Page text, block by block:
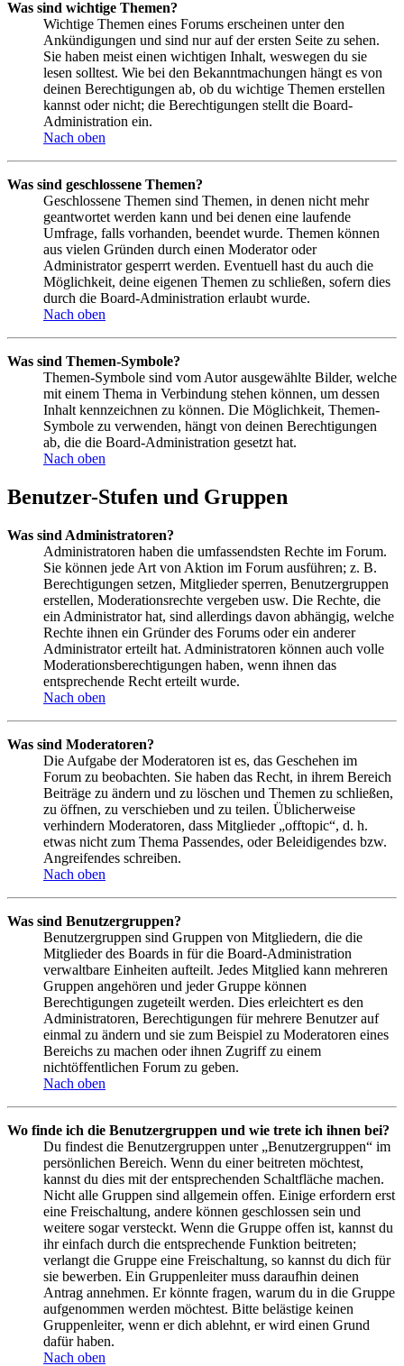
Was sind wichtige Themen?
Wichtige Themen eines Forums erscheinen unter den
Ankündigungen und sind nur auf der ersten Seite zu sehen.
Sie haben meist einen wichtigen Inhalt, weswegen du sie
lesen solltest. Wie bei den Bekanntmachungen hängt es von
deinen Berechtigungen ab, ob du wichtige Themen erstellen
kannst oder nicht; die Berechtigungen stellt die Board-
Administration ein.
Nach oben
Was sind geschlossene Themen?
Geschlossene Themen sind Themen, in denen nicht mehr
geantwortet werden kann und bei denen eine laufende
Umfrage, falls vorhanden, beendet wurde. Themen können
aus vielen Gründen durch einen Moderator oder
Administrator gesperrt werden. Eventuell hast du auch die
Möglichkeit, deine eigenen Themen zu schließen, sofern dies
durch die Board-Administration erlaubt wurde.
Nach oben
Was sind Themen-Symbole?
Themen-Symbole sind vom Autor ausgewählte Bilder, welche
mit einem Thema in Verbindung stehen können, um dessen
Inhalt kennzeichnen zu können. Die Möglichkeit, Themen-
Symbole zu verwenden, hängt von deinen Berechtigungen
ab, die die Board-Administration gesetzt hat.
Nach oben
Benutzer-Stufen und Gruppen
Was sind Administratoren?
Administratoren haben die umfassendsten Rechte im Forum.
Sie können jede Art von Aktion im Forum ausführen; z. B.
Berechtigungen setzen, Mitglieder sperren, Benutzergruppen
erstellen, Moderationsrechte vergeben usw. Die Rechte, die
ein Administrator hat, sind allerdings davon abhängig, welche
Rechte ihnen ein Gründer des Forums oder ein anderer
Administrator erteilt hat. Administratoren können auch volle
Moderationsberechtigungen haben, wenn ihnen das
entsprechende Recht erteilt wurde.
Nach oben
Was sind Moderatoren?
Die Aufgabe der Moderatoren ist es, das Geschehen im
Forum zu beobachten. Sie haben das Recht, in ihrem Bereich
Beiträge zu ändern und zu löschen und Themen zu schließen,
zu öffnen, zu verschieben und zu teilen. Üblicherweise
verhindern Moderatoren, dass Mitglieder „offtopic“, d. h.
etwas nicht zum Thema Passendes, oder Beleidigendes bzw.
Angreifendes schreiben.
Nach oben
Was sind Benutzergruppen?
Benutzergruppen sind Gruppen von Mitgliedern, die die
Mitglieder des Boards in für die Board-Administration
verwaltbare Einheiten aufteilt. Jedes Mitglied kann mehreren
Gruppen angehören und jeder Gruppe können
Berechtigungen zugeteilt werden. Dies erleichtert es den
Administratoren, Berechtigungen für mehrere Benutzer auf
einmal zu ändern und sie zum Beispiel zu Moderatoren eines
Bereichs zu machen oder ihnen Zugriff zu einem
nichtöffentlichen Forum zu geben.
Nach oben
Wo finde ich die Benutzergruppen und wie trete ich ihnen bei?
Du findest die Benutzergruppen unter „Benutzergruppen“ im
persönlichen Bereich. Wenn du einer beitreten möchtest,
kannst du dies mit der entsprechenden Schaltfläche machen.
Nicht alle Gruppen sind allgemein offen. Einige erfordern erst
eine Freischaltung, andere können geschlossen sein und
weitere sogar versteckt. Wenn die Gruppe offen ist, kannst du
ihr einfach durch die entsprechende Funktion beitreten;
verlangt die Gruppe eine Freischaltung, so kannst du dich für
sie bewerben. Ein Gruppenleiter muss daraufhin deinen
Antrag annehmen. Er könnte fragen, warum du in die Gruppe
aufgenommen werden möchtest. Bitte belästige keinen
Gruppenleiter, wenn er dich ablehnt, er wird einen Grund
dafür haben.
Nach oben